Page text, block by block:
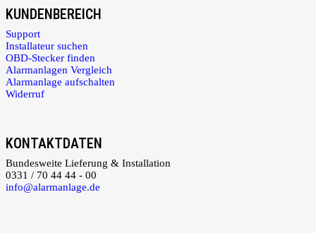
KUNDENBEREICH
Support
Installateur suchen
OBD-Stecker finden
Alarmanlagen Vergleich
Alarmanlage aufschalten
Widerruf
KONTAKTDATEN
Bundesweite Lieferung & Installation
0331 / 70 44 44 - 00
info@alarmanlage.de